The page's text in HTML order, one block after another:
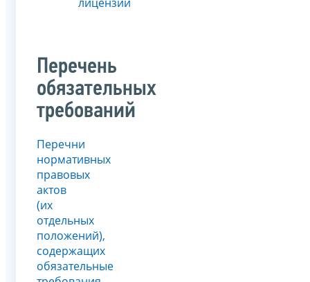
Перечень
обязательных
требований
Перечни
нормативных
правовых
актов
(их
отдельных
положений),
содержащих
обязательные